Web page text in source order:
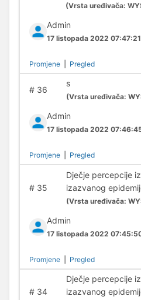
(Vrsta uređivača:
Admin
17 listopada 2022 07:47:21
Promjene Pregled
#36
s
(Vrsta uređivača:
Admin
17 listopada 2022
Promjene Pregled
#35
Dječje percepcije
izazvanog
(Vrsta uređivača:
Admin
17 listopada 2022
Promjene Pregled
#34
Dječje percepcije
izazvanog